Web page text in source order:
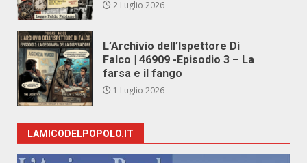
2 Luglio 2026
L’Archivio dell’Ispettore Di
Falco | 46909 -Episodio 3 – La
farsa e il fango
1 Luglio 2026
LAMICODELPOPOLO.IT